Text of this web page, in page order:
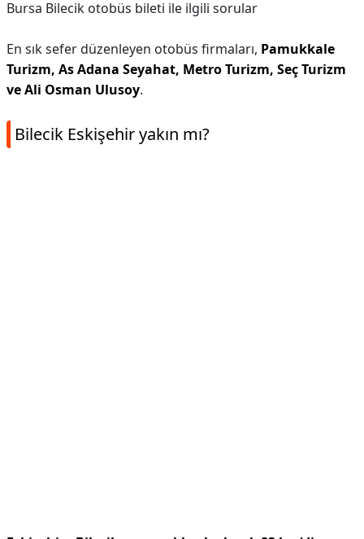
Bursa Bilecik otobüs bileti ile ilgili sorular
En sık sefer düzenleyen otobüs firmaları, Pamukkale
Turizm, As Adana Seyahat, Metro Turizm, Seç Turizm
ve Ali Osman Ulusoy.
Bilecik Eskişehir yakın mı?